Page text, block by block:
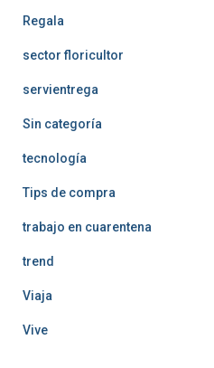
Regala
sector floricultor
servientrega
Sin categoría
tecnología
Tips de compra
trabajo en cuarentena
trend
Viaja
Vive